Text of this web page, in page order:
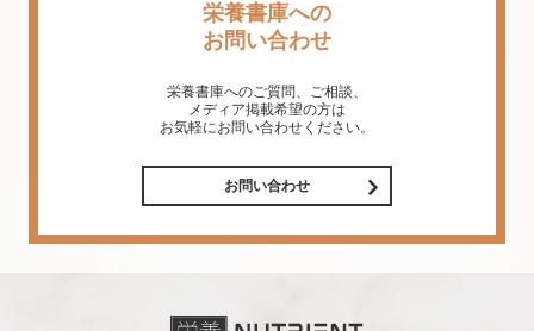
栄養書庫への
お問い合わせ
栄養書庫へのご質問、ご相談、
メディア掲載希望の方は
お気軽にお問い合わせください。
お問い合わせ